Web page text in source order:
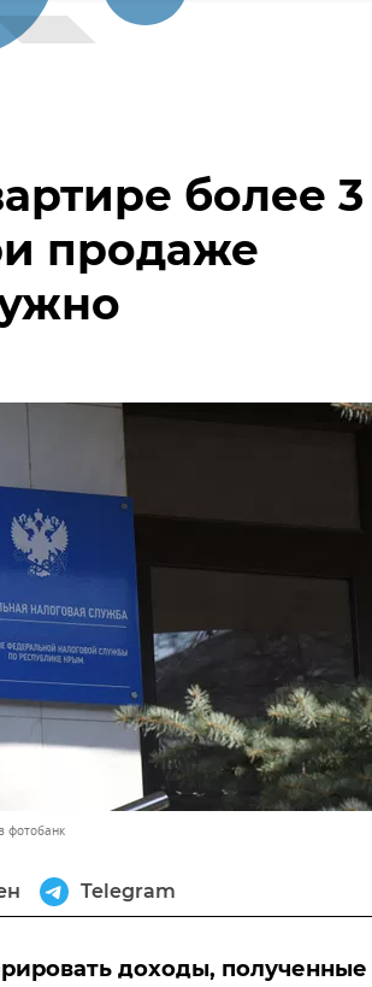
более 3
продаже
фотобанк
Telegram
доходы, полученные